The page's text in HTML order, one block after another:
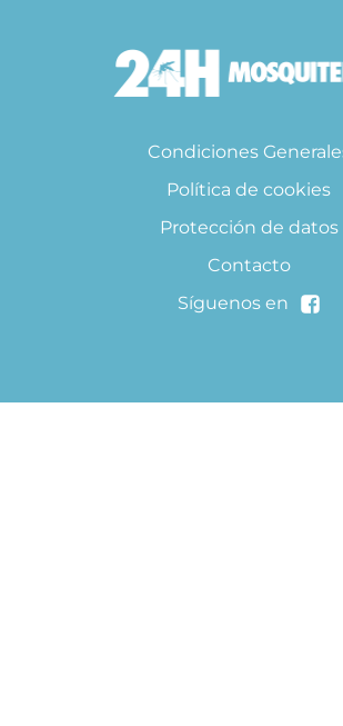
Condiciones
Política de cookies
Protección de datos
Contacto
Síguenos en